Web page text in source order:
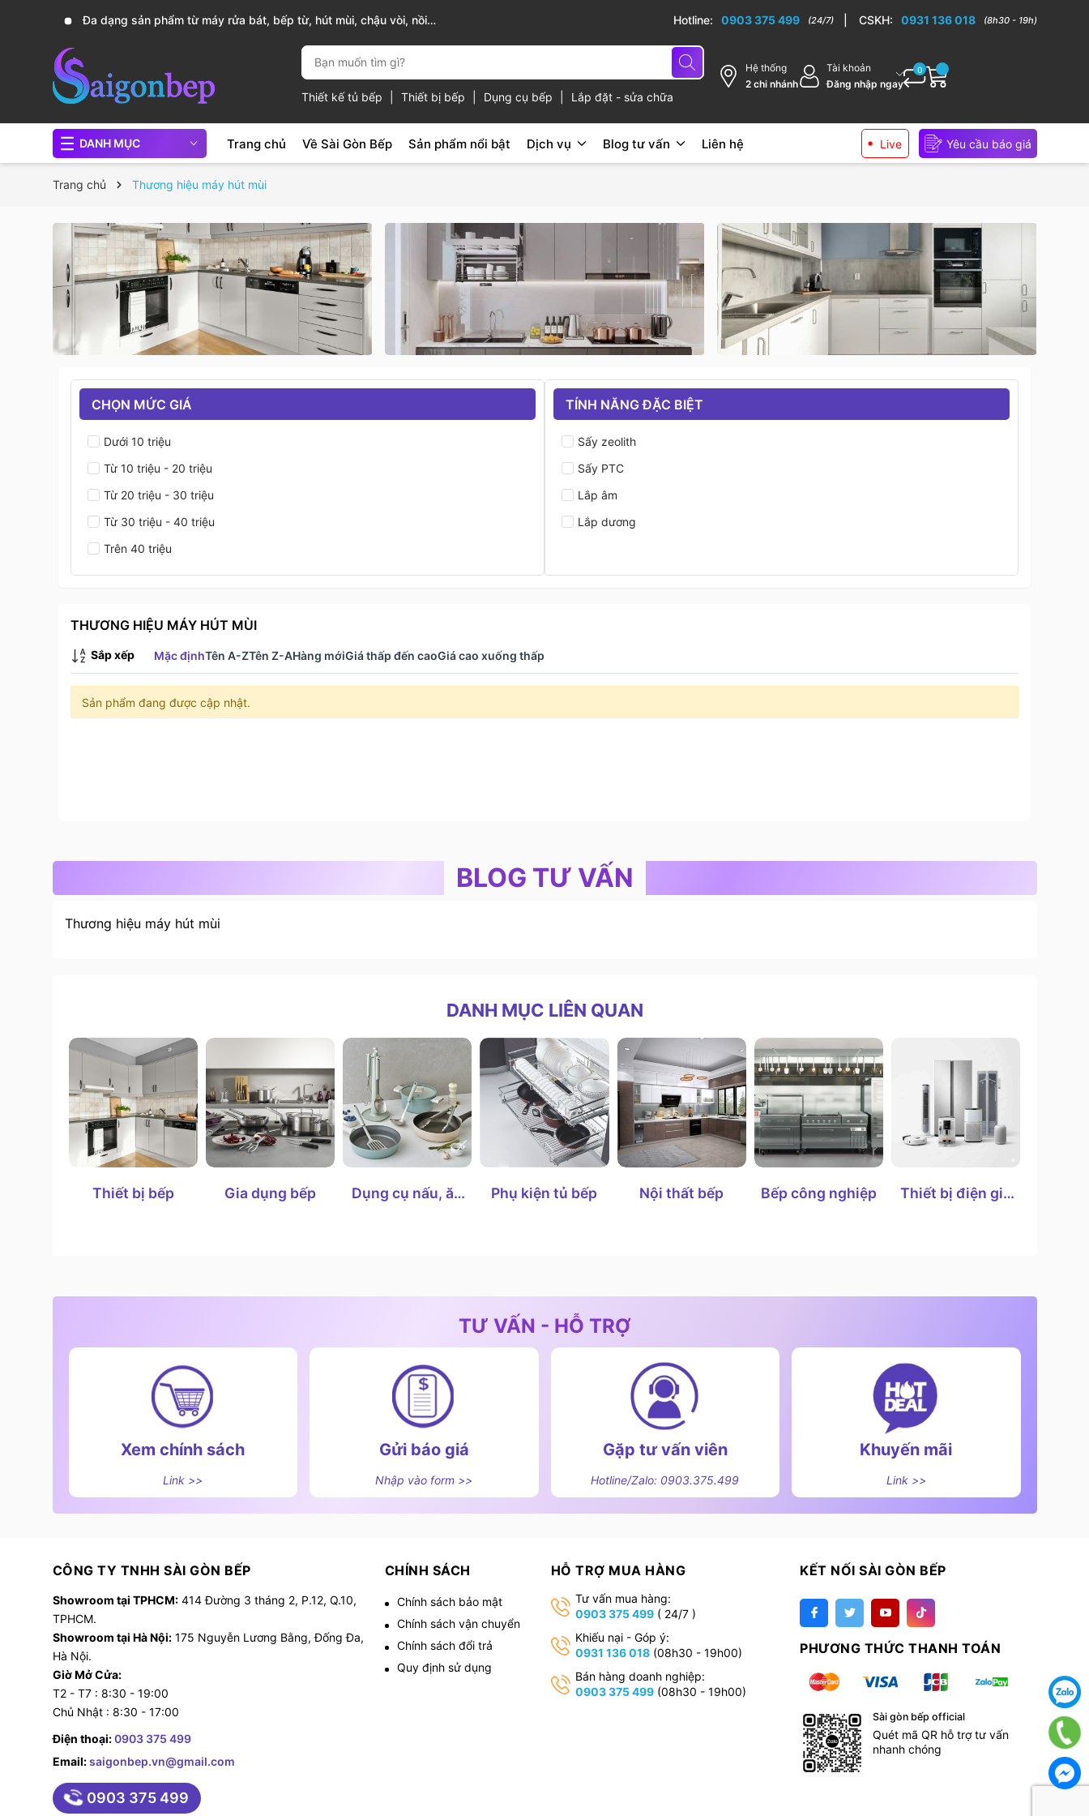
Đa dạng sản phẩm từ máy rửa bát, bếp từ, hút mùi, chậu vòi, nồi
Sài Gòn Bếp chuyên thiết bị bếp, gia dụng bếp cao cấp
Hotline: 0903 375 499 (24/7) CSKH: 0931 136 018 (8h30 - 19h)
Thiết kế tủ bếp Thiết bị bếp Dụng cụ bếp Lắp đặt - sửa chữa
Hệ thống
2 chi nhánh
Tài khoản
Đăng nhập ngay
0
DANH MỤC Trang chủ Về Sài Gòn Bếp Sản phẩm nổi bật Dịch vụ Blog tư vấn Liên hệ Live Yêu cầu báo giá
Trang chủ Thương hiệu máy hút mùi
CHỌN MỨC GIÁ
Dưới 10 triệu
Từ 10 triệu - 20 triệu
Từ 20 triệu - 30 triệu
Từ 30 triệu - 40 triệu
Trên 40 triệu
TÍNH NĂNG ĐẶC BIỆT
Sấy zeolith
Sấy PTC
Lắp âm
Lắp dương
THƯƠNG HIỆU MÁY HÚT MÙI
Sắp xếp Mặc địnhTên A-ZTên Z-AHàng mớiGiá thấp đến caoGiá cao xuống thấp
Sản phẩm đang được cập nhật.
BLOG TƯ VẤN
Thương hiệu máy hút mùi
DANH MỤC LIÊN QUAN
Thiết bị bếp Gia dụng bếp
Dụng cụ nấu, ăn
Phụ kiện tủ bếp Nội thất bếp Bếp công nghiệp
Thiết bị điện gia
TƯ VẤN - HỖ TRỢ
Xem chính sách
Link >>
Gửi báo giá
Nhập vào form >>
Gặp tư vấn viên
Hotline/Zalo: 0903.375.499
Khuyến mãi
Link >>
CÔNG TY TNHH SÀI GÒN BẾP
Showroom tại TPHCM:414 Đường 3 tháng 2, P.12, Q.10,
TPHCM.
Showroom tại Hà Nội:175 Nguyễn Lương Bằng, Đống Đa,
Hà Nội.
Giờ Mở Cửa:
T2 - T7 : 8:30 - 19:00
Chủ Nhật : 8:30 - 17:00
Điện thoại:0903 375 499
Email:saigonbep.vn@gmail.com
0903 375 499
CHÍNH SÁCH
Chính sách bảo mật
Chính sách vận chuyển
Chính sách đổi trả
Quy định sử dụng
HỖ TRỢ MUA HÀNG
Tư vấn mua hàng:
0903 375 499( 24/7 )
Khiếu nại - Góp ý:
0931 136 018(08h30 - 19h00)
Bán hàng doanh nghiệp:
0903 375 499(08h30 - 19h00)
KẾT NỐI SÀI GÒN BẾP
PHƯƠNG THỨC THANH TOÁN
Sài gòn bếp official
Quét mã QR hỗ trợ tư vấn
nhanh chóng